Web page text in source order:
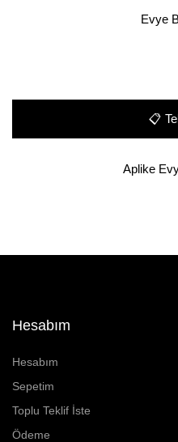
Evye
📋
Aplike
Hesabım
Hesabım
Sepetim
Toplu Teklif İste
Ödeme